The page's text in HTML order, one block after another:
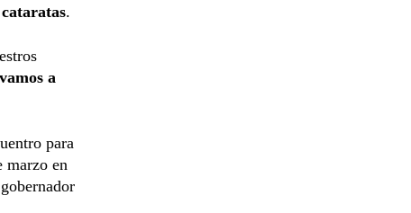
.
a
para
marzo en